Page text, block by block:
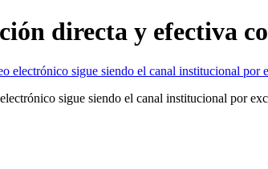
directa y efectiva
sigue siendo el canal institucional por